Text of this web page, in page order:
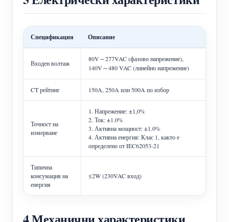
Спецификация Описание
Входен волтаж
80V～277VAC (фазово напрежение),
140V～480 VAC (линейно напрежение)
CT рейтинг 150A, 250A или 500A по избор
Точност на
измерване
1. Напрежение: ±1,0%
2. Ток: ±1.0%
3. Активна мощност: ±1.0%
4. Активна енергия: Клас 1, както е
определено от IEC62053-21
Типична
консумация на
енергия
≤2W (230VAC вход)